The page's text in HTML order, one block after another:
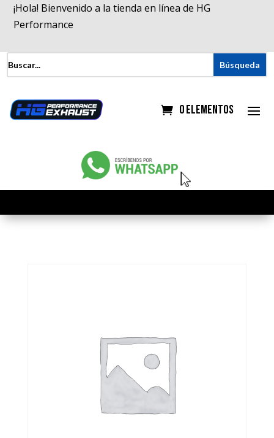
¡Hola! Bienvenido a la tienda en línea de HG
Performance
0 elementos